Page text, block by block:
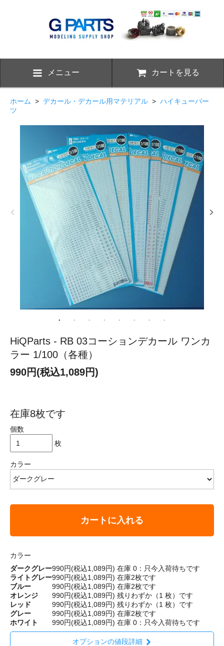
メニュー カートを見る
ホーム > デカール・デカール用マテリアル > ハイキューパー
ツ
HiQParts - RB 03コーションデカール ワンカ
ラー 1/100（各種）
990円(税込1,089円)
在庫8枚です
個数
枚
カラー
カートに入れる
カラー
ダークグレー990円(税込1,089円) 在庫 0：只今入荷待ちです
ライトグレー990円(税込1,089円) 在庫2枚です
ブルー
990円(税込1,089円) 在庫2枚です
オレンジ
990円(税込1,089円) 残りわずか（1 枚）です
レッド
990円(税込1,089円) 残りわずか（1 枚）です
グレー
990円(税込1,089円) 在庫2枚です
ホワイト
990円(税込1,089円) 在庫 0：只今入荷待ちです
オプションの値段詳細